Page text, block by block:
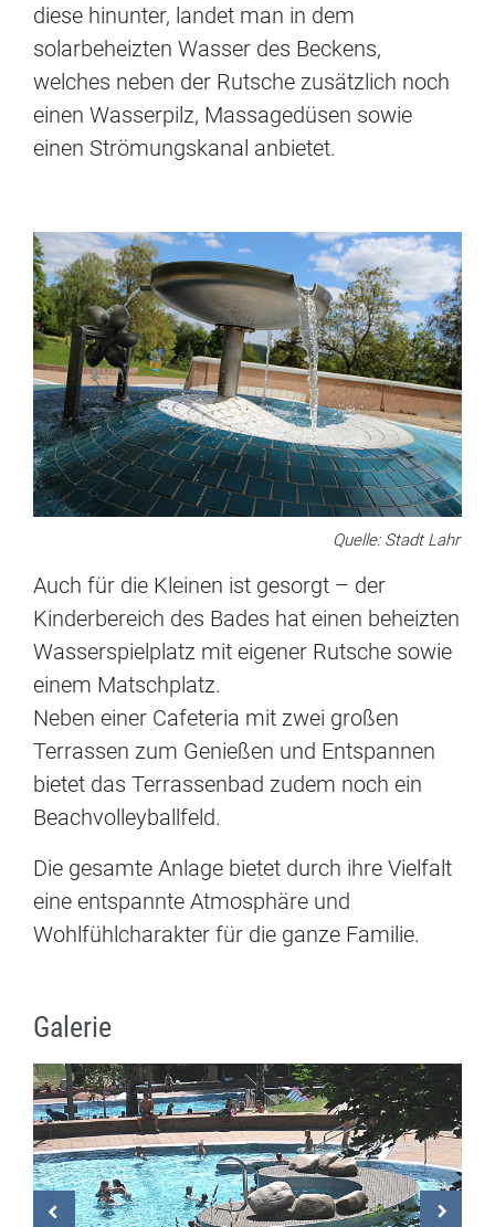
diese hinunter, landet man in dem
solarbeheizten Wasser des Beckens,
welches neben der Rutsche zusätzlich noch
einen Wasserpilz, Massagedüsen sowie
einen Strömungskanal anbietet.
Quelle: Stadt Lahr
Auch für die Kleinen ist gesorgt – der
Kinderbereich des Bades hat einen beheizten
Wasserspielplatz mit eigener Rutsche sowie
einem Matschplatz.
Neben einer Cafeteria mit zwei großen
Terrassen zum Genießen und Entspannen
bietet das Terrassenbad zudem noch ein
Beachvolleyballfeld.
Die gesamte Anlage bietet durch ihre Vielfalt
eine entspannte Atmosphäre und
Wohlfühlcharakter für die ganze Familie.
Galerie